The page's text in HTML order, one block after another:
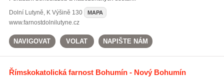
Dolní Lutyně, K Výšině 130 MAPA
www.farnostdolnilutyne.cz
NAVIGOVAT VOLAT NAPIŠTE NÁM
Římskokatolická farnost Bohumín - Nový Bohumín